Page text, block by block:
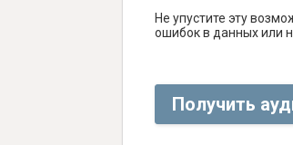
Не упустите эту
ошибок в данных или
Получить